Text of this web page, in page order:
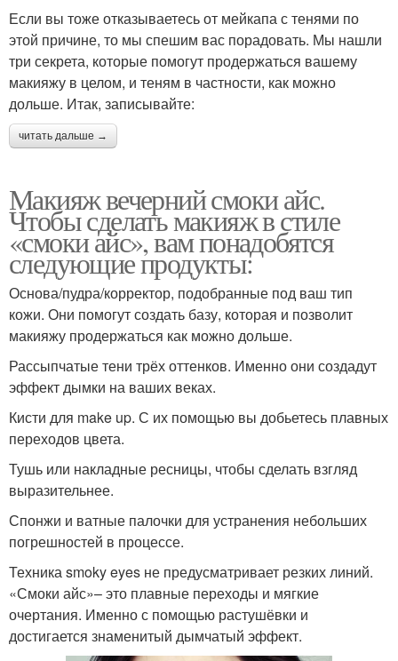
Если вы тоже отказываетесь от мейкапа с тенями по
этой причине, то мы спешим вас порадовать. Мы нашли
три секрета, которые помогут продержаться вашему
макияжу в целом, и теням в частности, как можно
дольше. Итак, записывайте:
читать дальше →
Макияж вечерний смоки айс.
Чтобы сделать макияж в стиле
«смоки айс», вам понадобятся
следующие продукты:
Основа/пудра/корректор, подобранные под ваш тип
кожи. Они помогут создать базу, которая и позволит
макияжу продержаться как можно дольше.
Рассыпчатые тени трёх оттенков. Именно они создадут
эффект дымки на ваших веках.
Кисти для make up. С их помощью вы добьетесь плавных
переходов цвета.
Тушь или накладные ресницы, чтобы сделать взгляд
выразительнее.
Спонжи и ватные палочки для устранения небольших
погрешностей в процессе.
Техника smoky eyes не предусматривает резких линий.
«Смоки айс»– это плавные переходы и мягкие
очертания. Именно с помощью растушёвки и
достигается знаменитый дымчатый эффект.